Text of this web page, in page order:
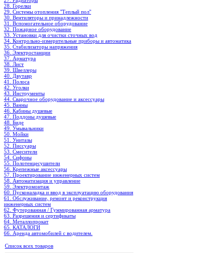
28. Горелки
29. Системы отопления "Теплый пол"
30. Вентиляторы и принадлежности
31. Вспомогательное оборудование
32. Пожарное оборудование
33. Установки для очистки сточных вод
34. Контрольно-измерительные приборы и автоматика
35. Стабилизаторы напряжения
36. Электростанции
37. Арматура
38. Лист
39. Швеллеры
40. Двутавр
41. Полоса
42. Уголки
43. Инструменты
44. Сварочное оборудование и аксессуары
45. Ванны
46. Кабины душевые
47. Поддоны душевые
48. Биде
49. Умывальники
50. Мойки
51. Унитазы
52. Писсуары
53. Смесители
54. Сифоны
55. Полотенцесушители
56. Крепежные аксессуары
57. Проектирование инженерных систем
58. Автоматизация и управление
59. Электромонтаж
60. Пусконаладка и ввод в эксплуатацию оборудования
61. Обслуживание, ремонт и реконструкция
инженерных систем
62. Футерованная / Гуммированная арматура
63. Разрешения и сертификаты
64. Металлопрокат
65. КАТАЛОГИ
66. Аренда автомобилей с водителем.
Список всех товаров